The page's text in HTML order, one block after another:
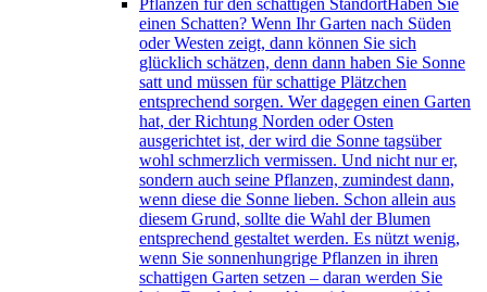
Pflanzen für den schattigen StandortHaben Sie
einen Schatten? Wenn Ihr Garten nach Süden
oder Westen zeigt, dann können Sie sich
glücklich schätzen, denn dann haben Sie Sonne
satt und müssen für schattige Plätzchen
entsprechend sorgen. Wer dagegen einen Garten
hat, der Richtung Norden oder Osten
ausgerichtet ist, der wird die Sonne tagsüber
wohl schmerzlich vermissen. Und nicht nur er,
sondern auch seine Pflanzen, zumindest dann,
wenn diese die Sonne lieben. Schon allein aus
diesem Grund, sollte die Wahl der Blumen
entsprechend gestaltet werden. Es nützt wenig,
wenn Sie sonnenhungrige Pflanzen in ihren
schattigen Garten setzen – daran werden Sie